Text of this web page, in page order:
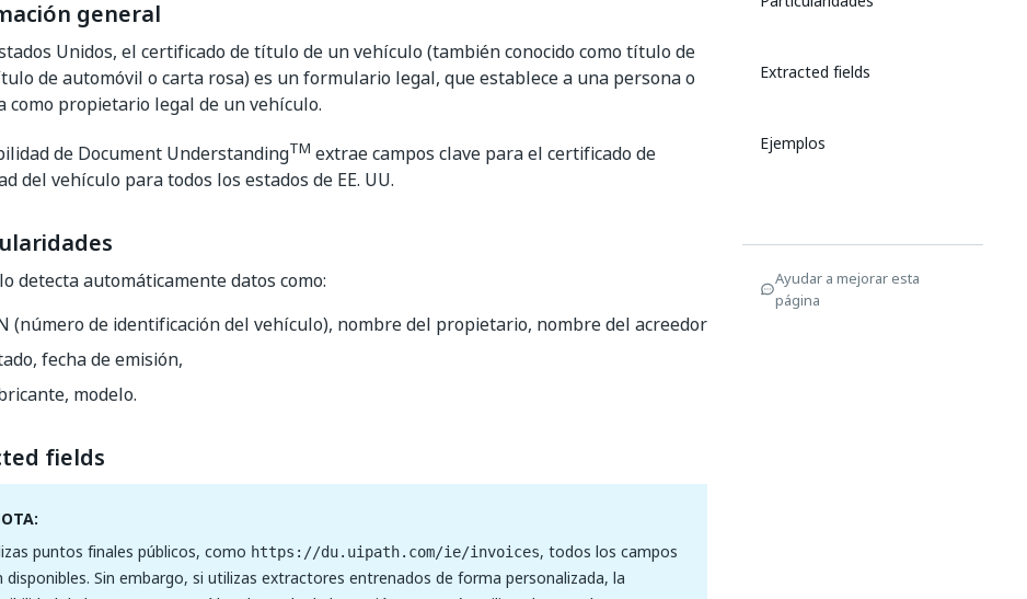
general
Unidos, el certificado de título de un vehículo (también conocido como título de
de automóvil o carta rosa) es un formulario legal, que establece a una persona o
como propietario legal de un vehículo.
de Document UnderstandingTM extrae campos clave para el certificado de
del vehículo para todos los estados de EE. UU.
detecta automáticamente datos como:
(número de identificación del vehículo), nombre del propietario, nombre del acreedor
fecha de emisión,
modelo.
fields
puntos finales públicos, como https://du.uipath.com/ie/invoices, todos los campos
disponibles. Sin embargo, si utilizas extractores entrenados de forma personalizada, la
Extracted fields
Ejemplos
Ayudar a mejorar esta
página